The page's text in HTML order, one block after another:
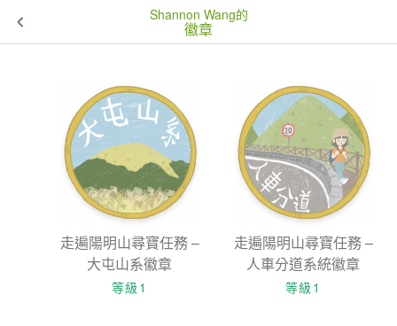
Shannon Wang的
徽章
走遍陽明山尋寶任務 –
大屯山系徽章
等級1
走遍陽明山尋寶任務 –
人車分道系統徽章
等級1